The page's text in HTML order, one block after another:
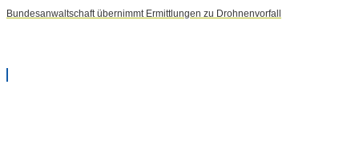
Bundesanwaltschaft übernimmt Ermittlungen zu Drohnenvorfall